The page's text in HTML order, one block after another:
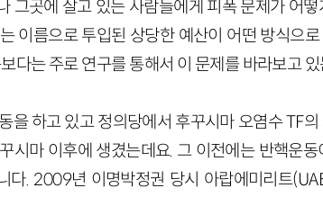
그곳에 살고 있는 사람들에게 피폭 문제가 어
이름으로 투입된 상당한 예산이 어떤 방식으
다는 주로 연구를 통해서 이 문제를 바라보고 있
을 하고 있고 정의당에서 후꾸시마 오염수 TF
시마 이후에 생겼는데요. 그 이전에는 반핵운
다. 2009년 이명박정권 당시 아랍에미리트